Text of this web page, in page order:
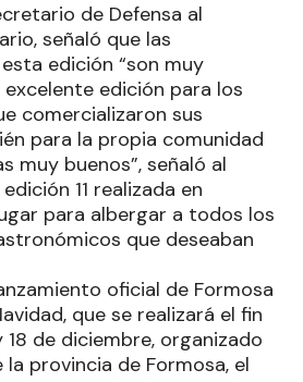
de Defensa al
señaló que las
edición “son muy
excelente edición para los
comercializaron sus
para la propia comunidad
muy buenos”, señaló al
11 realizada en
para albergar a todos los
que deseaban
oficial de Formosa
que se realizará el fin
18 de diciembre, organizado
provincia de Formosa, el